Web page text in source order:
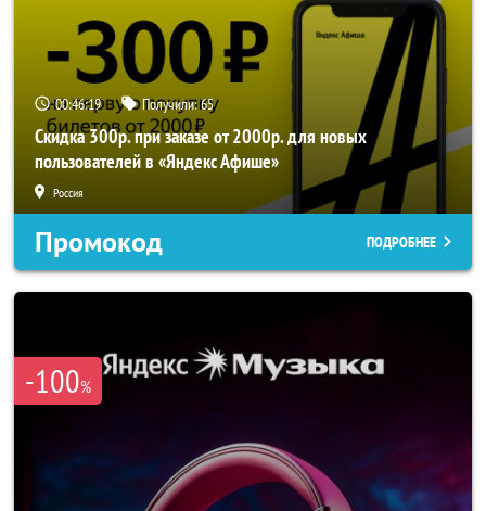
00:46:18 Получили:65
Скидка 300р. при заказе от 2000р. для новых
пользователей в «Яндекс Афише»
Россия
Промокод ПОДРОБНЕЕ
-100%